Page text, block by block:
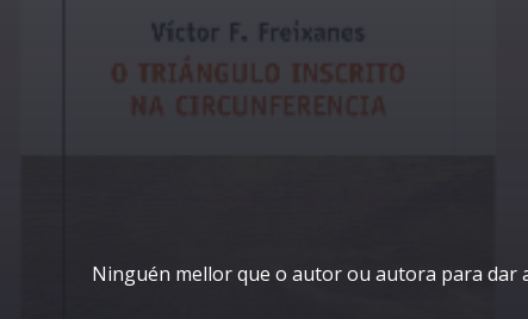
Ninguén mellor que o autor ou autora para dar